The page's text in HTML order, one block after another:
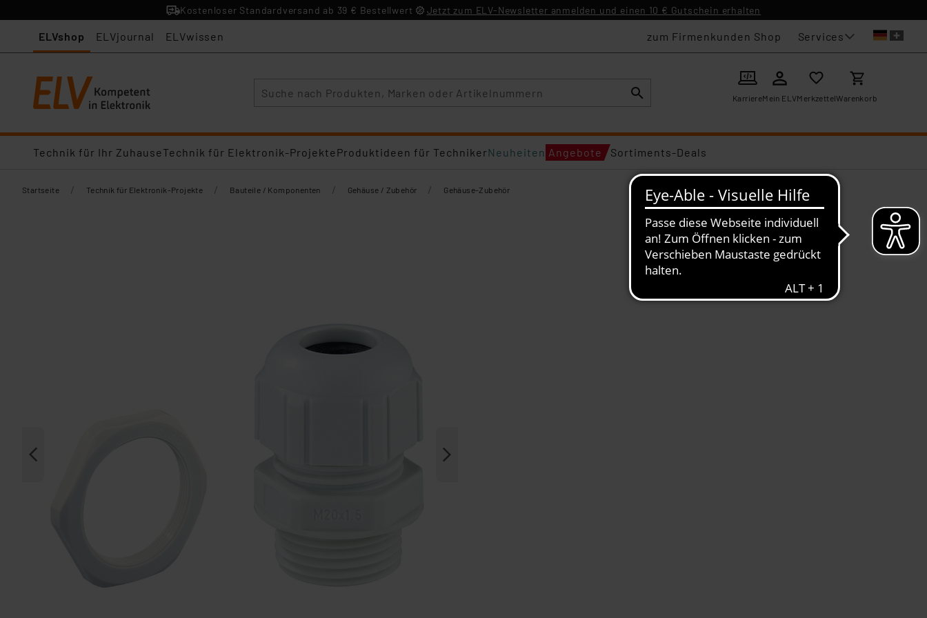
Kostenloser Standardversand ab 39 € Bestellwert Jetzt zum ELV-Newsletter anmelden und einen 10 € Gutschein erhalten
ELVshop ELVjournal ELVwissen zum Firmenkunden Shop Services
KarriereMein ELVMerkzettelWarenkorb
Technik für Ihr ZuhauseTechnik für Elektronik-ProjekteProduktideen für TechnikerNeuheiten Angebote Sortiments-Deals
Startseite / Technik für Elektronik-Projekte / Bauteile / Komponenten / Gehäuse / Zubehör / Gehäuse-Zubehör